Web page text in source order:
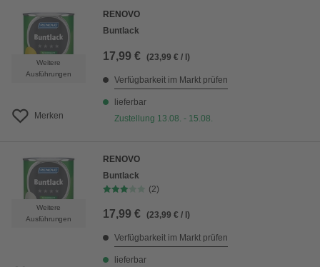
Weitere
Ausführungen
Merken
RENOVO
Buntlack
17,99 € (23,99 € / l)
Verfügbarkeit im Markt prüfen
lieferbar
Zustellung 13.08. - 15.08.
Weitere
Ausführungen
RENOVO
Buntlack
(2)
17,99 € (23,99 € / l)
Verfügbarkeit im Markt prüfen
lieferbar